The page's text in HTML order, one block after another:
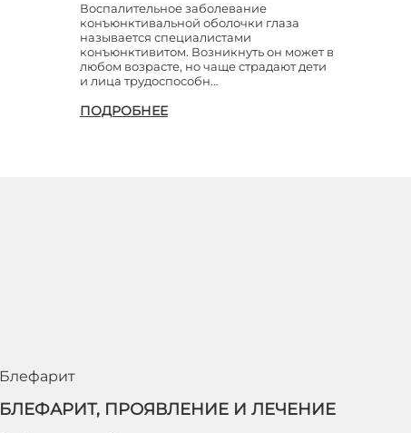
Воспалительное заболевание
конъюнктивальной оболочки глаза
называется специалистами
конъюнктивитом. Возникнуть он может в
любом возрасте, но чаще страдают дети
и лица трудоспособн…
ПОДРОБНЕЕ
Блефарит
БЛЕФАРИТ, ПРОЯВЛЕНИЕ И ЛЕЧЕНИЕ